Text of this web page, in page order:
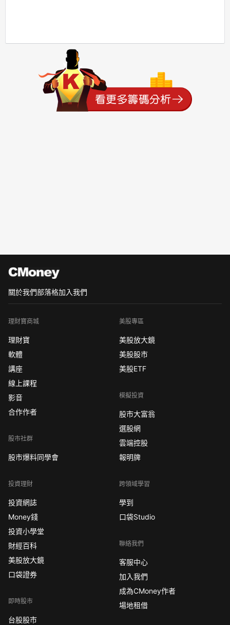
關於我們部落格加入我們
理財寶商城
理財寶
軟體
講座
線上課程
影音
合作作者
股市社群
股市爆料同學會
投資理財
投資網誌
Money錢
投資小學堂
財經百科
美股放大鏡
口袋證券
即時股市
台股股市
美股專區
美股放大鏡
美股股市
美股ETF
模擬投資
股市大富翁
選股網
雲端控股
報明牌
跨領域學習
學到
口袋Studio
聯絡我們
客服中心
加入我們
成為CMoney作者
場地租借